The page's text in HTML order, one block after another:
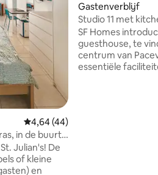
21 recensies
Gemiddelde beoordeling van
4,64 (44)
in de buurt
De
of kleine
en
Gastenverblijf
Studio 11 met
badkamer.
SF Homes
guesthouse, te
centrum van
essentiële